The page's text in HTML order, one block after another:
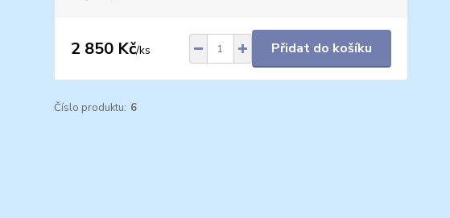
2 850 Kč/ks Přidat do košíku
Číslo produktu: 6